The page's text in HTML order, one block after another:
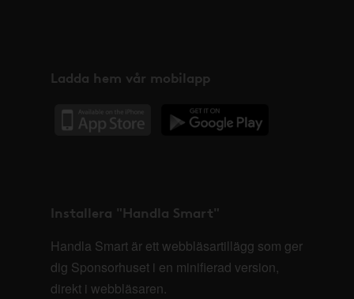
Ladda hem vår mobilapp
Installera "Handla Smart"
Handla Smart är ett webbläsartillägg som ger
dig Sponsorhuset i en minifierad version,
direkt i webbläsaren.